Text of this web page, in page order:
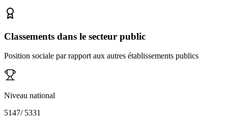
Classements dans le secteur public
Position sociale par rapport aux autres établissements publics
Niveau national
5147/ 5331